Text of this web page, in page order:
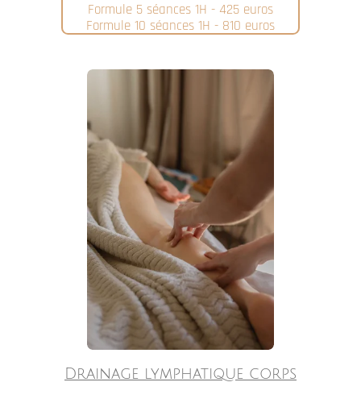
Formule 5 séances 1H - 425 euros
Formule 10 séances 1H - 810 euros
Drainage lymphatique corps